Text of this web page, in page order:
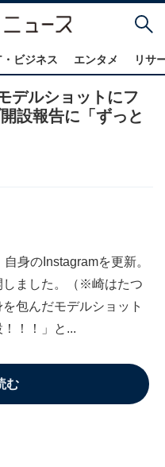
・ビジネス エンタメ リサ
デルショットにフ
設報告に「ずっと
身のInstagramを更新。
しました。（※崎はたつ
包んだモデルショット
！！」と...
む